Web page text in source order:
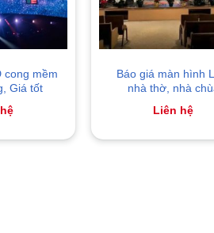
cong mềm
Giá tốt
Báo giá màn hình
nhà thờ, nhà
Liên hệ